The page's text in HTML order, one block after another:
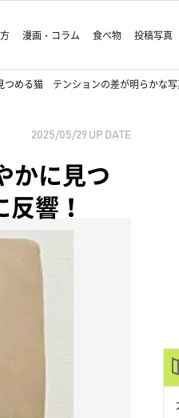
漫画・コラム 食べ物 投稿写真
つめる猫 テンションの差が明らかな写
2025/05/29 UP DATE
かに見つ
響！